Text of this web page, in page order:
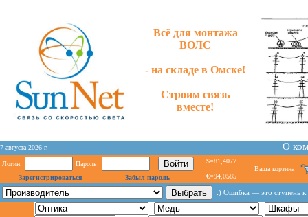
Всё для монтажа
ВОЛС
- на складе в Омске!
Строим связь
вместе!
7 августа 2026 г. О
Логин:
Пароль:
Зарегистрироваться
Забыл пароль
$=81,4077
€=94,0585
Ваша корзина
:) Ошибка — это ступень к